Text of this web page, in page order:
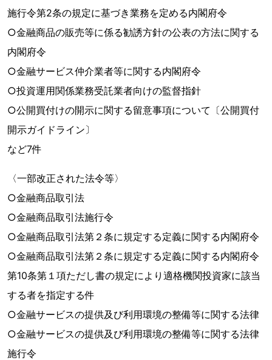
施行令第2条の規定に基づき業務を定める内閣府令
○金融商品の販売等に係る勧誘方針の公表の方法に関する
内閣府令
○金融サービス仲介業者等に関する内閣府令
○投資運用関係業務受託業者向けの監督指針
○公開買付けの開示に関する留意事項について〔公開買付
開示ガイドライン〕
など7件
〈一部改正された法令等〉
○金融商品取引法
○金融商品取引法施行令
○金融商品取引法第２条に規定する定義に関する内閣府令
○金融商品取引法第２条に規定する定義に関する内閣府令
第10条第１項ただし書の規定により適格機関投資家に該当
する者を指定する件
○金融サービスの提供及び利用環境の整備等に関する法律
○金融サービスの提供及び利用環境の整備等に関する法律
施行令